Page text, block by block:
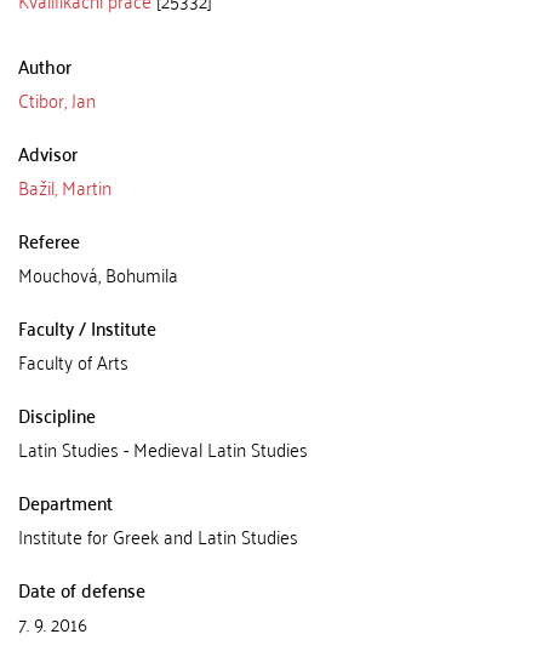
Author
Ctibor, Jan
Advisor
Bažil, Martin
Referee
Mouchová, Bohumila
Faculty / Institute
Faculty of Arts
Discipline
Latin Studies - Medieval Latin Studies
Department
Institute for Greek and Latin Studies
Date of defense
7. 9. 2016